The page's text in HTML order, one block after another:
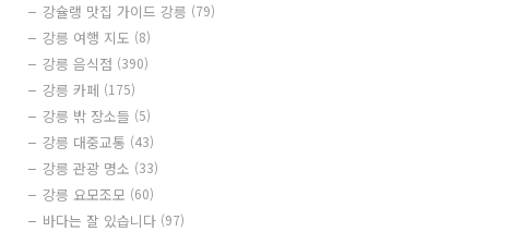
강슐랭 맛집 가이드 강릉 (79)
강릉 여행 지도 (8)
강릉 음식점 (390)
강릉 카페 (175)
강릉 밖 장소들 (5)
강릉 대중교통 (43)
강릉 관광 명소 (33)
강릉 요모조모 (60)
바다는 잘 있습니다 (97)